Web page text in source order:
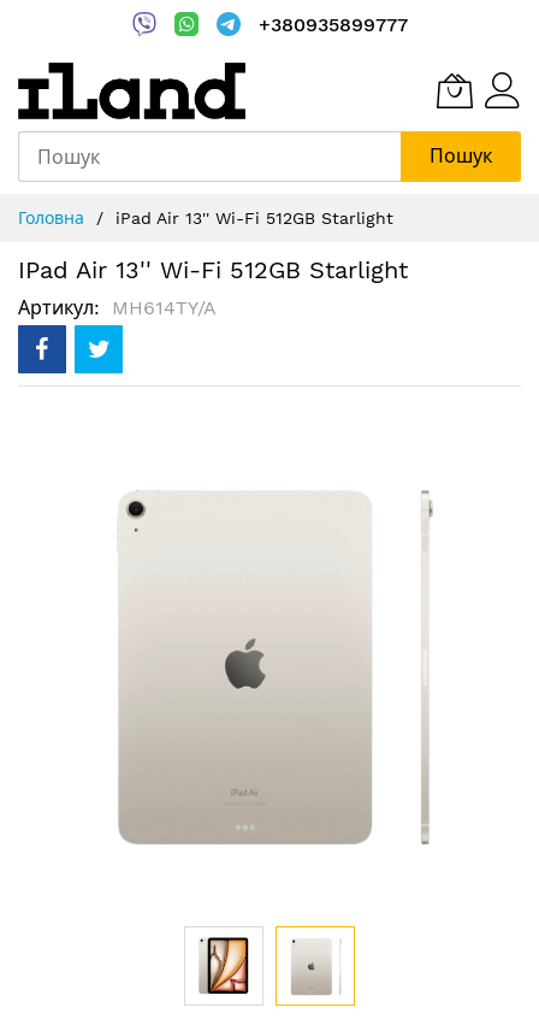
+380935899777
Пошук
Content
Головна iPad Air 13'' Wi-Fi 512GB Starlight
IPad Air 13'' Wi-Fi 512GB Starlight
Артикул MH614TY/A
зображень